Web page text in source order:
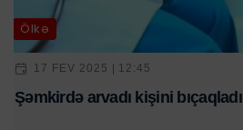
Ölkə
17 FEV 2025 | 12:45
Şəmkirdə arvadı kişini bıçaqladı